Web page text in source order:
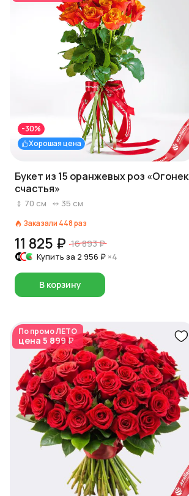
Хорошая цена
-30%
Букет из 15 оранжевых роз «Огонек
счастья»
70 см 35 см
Заказали 448раз
11 825 ₽ 16 893 ₽
Купить за 2 956 ₽ ×4
В корзину
По промоЛЕТО
цена 5 899 ₽